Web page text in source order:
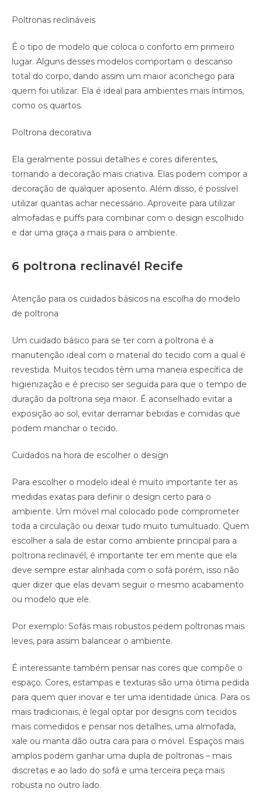
Poltronas reclináveis
É o tipo de modelo que coloca o conforto em primeiro
lugar. Alguns desses modelos comportam o descanso
total do corpo, dando assim um maior aconchego para
quem foi utilizar. Ela é ideal para ambientes mais íntimos,
como os quartos.
Poltrona decorativa
Ela geralmente possui detalhes e cores diferentes,
tornando a decoração mais criativa. Elas podem compor a
decoração de qualquer aposento. Além disso, é possível
utilizar quantas achar necessário. Aproveite para utilizar
almofadas e puffs para combinar com o design escolhido
e dar uma graça a mais para o ambiente.
6 poltrona reclinavél Recife
Atenção para os cuidados básicos na escolha do modelo
de poltrona
Um cuidado básico para se ter com a poltrona é a
manutenção ideal com o material do tecido com a qual é
revestida. Muitos tecidos têm uma maneia específica de
higienização e é preciso ser seguida para que o tempo de
duração da poltrona seja maior. É aconselhado evitar a
exposição ao sol, evitar derramar bebidas e comidas que
podem manchar o tecido.
Cuidados na hora de escolher o design
Para escolher o modelo ideal é muito importante ter as
medidas exatas para definir o design certo para o
ambiente. Um móvel mal colocado pode comprometer
toda a circulação ou deixar tudo muito tumultuado. Quem
escolher a sala de estar como ambiente principal para a
poltrona reclinavél, é importante ter em mente que ela
deve sempre estar alinhada com o sofá porém, isso não
quer dizer que elas devam seguir o mesmo acabamento
ou modelo que ele.
Por exemplo: Sofás mais robustos pedem poltronas mais
leves, para assim balancear o ambiente.
É interessante também pensar nas cores que compõe o
espaço. Cores, estampas e texturas são uma ótima pedida
para quem quer inovar e ter uma identidade única. Para os
mais tradicionais, é legal optar por designs com tecidos
mais comedidos e pensar nos detalhes, uma almofada,
xale ou manta dão outra cara para o móvel. Espaços mais
amplos podem ganhar uma dupla de poltronas – mais
discretas e ao lado do sofá e uma terceira peça mais
robusta no outro lado.